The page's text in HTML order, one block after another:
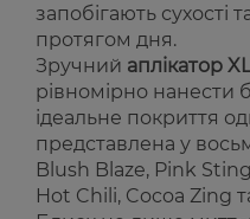
запобігають сухості
протягом дня.
Зручний аплікатор
рівномірно нанести
ідеальне покриття
представлена у
Blush Blaze, Pink
Hot Chili, Cocoa Zing